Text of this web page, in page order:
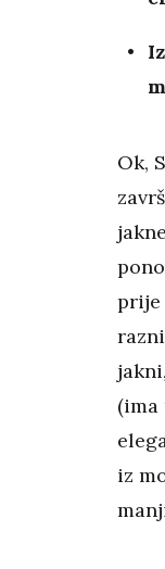
Ok,
prije
iz